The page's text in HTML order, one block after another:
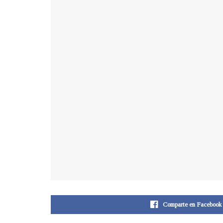
Comparte en Facebook